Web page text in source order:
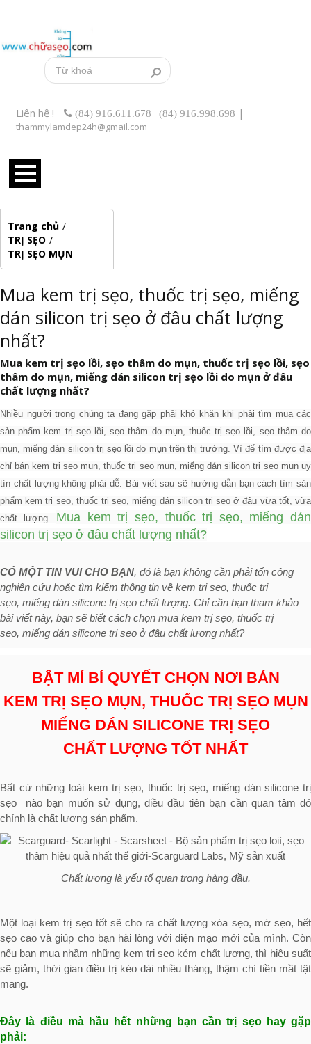
Liên hệ ! (84) 916.611.678 | (84) 916.998.698 |
thammylamdep24h@gmail.com
Trang chủ /
TRỊ SẸO /
TRỊ SẸO MỤN
Mua kem trị sẹo, thuốc trị sẹo, miếng
dán silicon trị sẹo ở đâu chất lượng
nhất?
Mua kem trị sẹo lồi, sẹo thâm do mụn, thuốc trị sẹo lồi, sẹo
thâm do mụn, miếng dán silicon trị sẹo lồi do mụn ở đâu
chất lượng nhất?
Nhiều người trong chúng ta đang gặp phải khó khăn khi phải tìm mua các
sản phẩm kem trị sẹo lồi, sẹo thâm do mụn, thuốc trị sẹo lồi, sẹo thâm do
mụn, miếng dán silicon trị sẹo lồi do mụn trên thị trường. Vì để tìm được địa
chỉ bán kem trị sẹo mụn, thuốc trị sẹo mụn, miếng dán silicon trị sẹo mụnuy
tín chất lượng không phải dễ. Bài viết sau sẽ hướng dẫn bạn cách tìmsản
phẩm kem trị sẹo, thuốc trị sẹo, miếng dán silicon trị sẹo ở đâu vừa tốt, vừa
chất lượng. Mua kem trị sẹo, thuốc trị sẹo, miếng dán
silicon trị sẹo ở đâu chất lượng nhất?
CÓ MỘT TIN VUI CHO BẠN, đó là bạn không cần phải tốn công
nghiên cứu hoặc tìm kiếm thông tin về kem trị sẹo, thuốc trị
sẹo, miếng dán silicone trị sẹo chất lượng. Chỉ cần bạn tham khảo
bài viết này, bạn sẽ biết cách chọn mua kem trị sẹo, thuốc trị
sẹo, miếng dán silicone trị sẹo ở đâu chất lượng nhất?
BẬT MÍ BÍ QUYẾT CHỌN NƠI BÁN
KEM TRỊ SẸO MỤN, THUỐC TRỊ SẸO MỤN
MIẾNG DÁN SILICONE TRỊ SẸO
CHẤT LƯỢNG TỐT NHẤT
Bất cứ những loài kem trị sẹo, thuốc trị sẹo, miếng dán silicone trị
sẹo nào bạn muốn sử dụng, điều đầu tiên bạn cần quan tâm đó
chính là chất lượng sản phẩm.
Chất lượng là yếu tố quan trọng hàng đầu.
Một loại kem trị sẹo tốt sẽ cho ra chất lượng xóa sẹo, mờ sẹo, hết
sẹo cao và giúp cho bạn hài lòng với diện mạo mới của mình. Còn
nếu bạn mua nhầm những kem trị sẹo kém chất lượng, thì hiệu suất
sẽ giảm, thời gian điều trị kéo dài nhiều tháng, thậm chí tiền mầt tật
mang.
Đây là điều mà hầu hết những bạn cần trị sẹo hay gặp
phải: